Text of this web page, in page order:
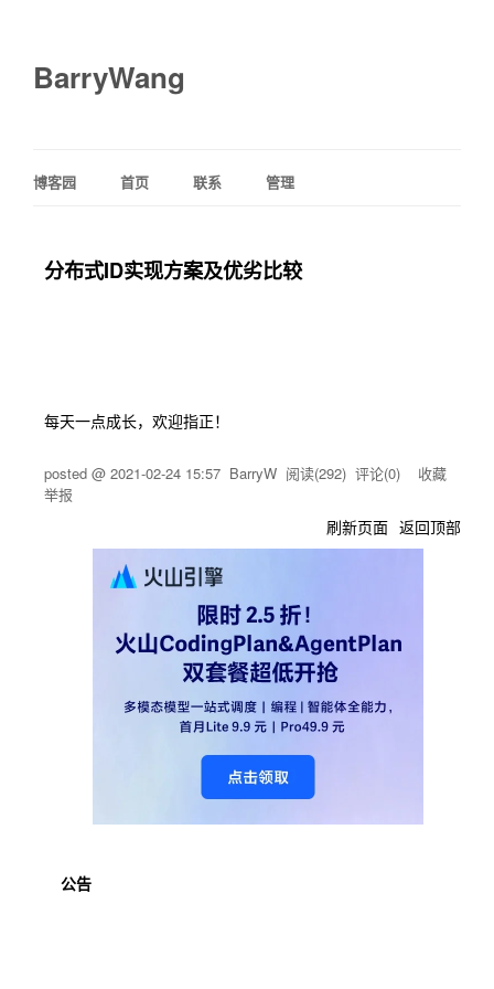
BarryWang
博客园 首页 联系 管理
分布式ID实现方案及优劣比较
每天一点成长，欢迎指正！
posted @ 2021-02-24 15:57 BarryW 阅读(292) 评论(0) 收藏
举报
刷新页面 返回顶部
公告